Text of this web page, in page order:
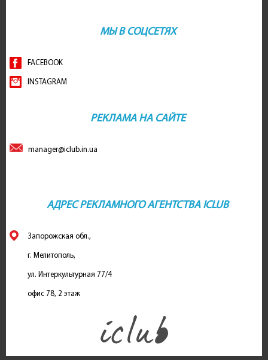
МЫ В СОЦСЕТЯХ
FACEBOOK
INSTAGRAM
РЕКЛАМА НА САЙТЕ
manager@iclub.in.ua
АДРЕС РЕКЛАМНОГО АГЕНТСТВА ICLUB
Запорожская обл.,
г. Мелитополь,
ул. Интеркультурная 77/4
офис 78, 2 этаж